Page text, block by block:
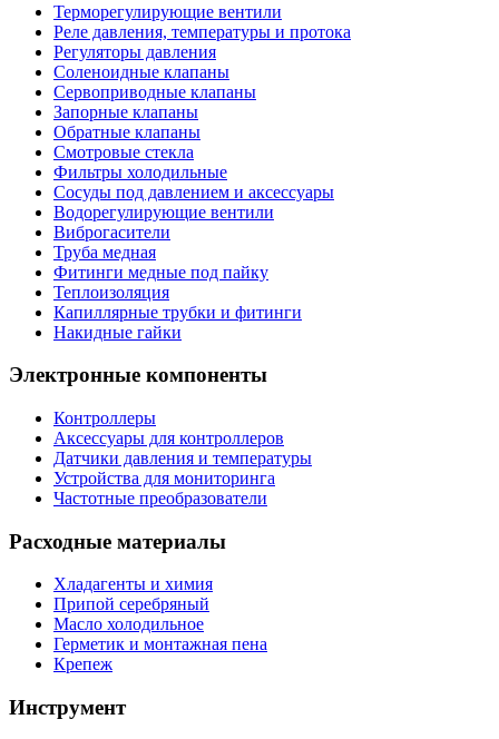
Терморегулирующие вентили
Реле давления, температуры и протока
Регуляторы давления
Соленоидные клапаны
Сервоприводные клапаны
Запорные клапаны
Обратные клапаны
Смотровые стекла
Фильтры холодильные
Сосуды под давлением и аксессуары
Водорегулирующие вентили
Виброгасители
Труба медная
Фитинги медные под пайку
Теплоизоляция
Капиллярные трубки и фитинги
Накидные гайки
Электронные компоненты
Контроллеры
Аксессуары для контроллеров
Датчики давления и температуры
Устройства для мониторинга
Частотные преобразователи
Расходные материалы
Хладагенты и химия
Припой серебряный
Масло холодильное
Герметик и монтажная пена
Крепеж
Инструмент